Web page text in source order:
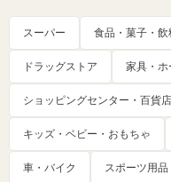
スーパー 食品・菓子・
ドラッグストア 家具・ホ
ショッピングセンター・百貨店
キッズ・ベビー・おもちゃ
車・バイク スポーツ用